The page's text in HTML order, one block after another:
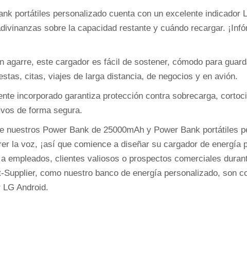
portátiles personalizado cuenta con un excelente indicador
sobre la capacidad restante y cuándo recargar.
este cargador es fácil de sostener, cómodo para
citas, viajes de larga distancia, de negocios y en avión.
incorporado garantiza protección contra sobrecarga,
de forma segura.
Power Bank de 25000mAh y Power Bank portátiles
la voz, ¡así que comience a diseñar su cargador de energía
empleados, clientes valiosos o prospectos comerciales
como nuestro banco de energía personalizado, son
Android.